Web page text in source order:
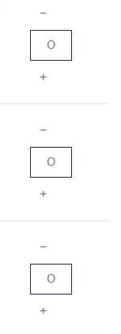
−
0
+
−
0
+
−
0
+